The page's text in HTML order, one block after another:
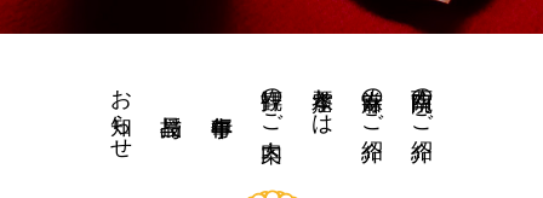
西南院のご紹介
當麻寺のご紹介
水琴窟とは
拝観のご案内
お知らせ